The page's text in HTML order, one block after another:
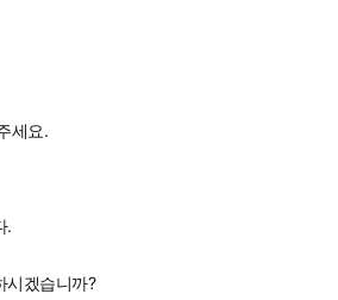
세요.
.
시겠습니까?